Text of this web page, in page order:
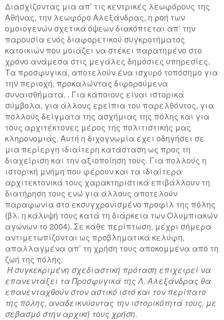
Διασχίζοντας μια απ’ τις κεντρικές λεωφόρους της
Αθήνας, την λεωφόρο Αλεξάνδρας, η ροή των
ομοιογενών σχετικά όψεων διακόπτεται απ’ την
παρουσία ενός διαφορετικού συγκροτήματος
κατοικιών που μοιάζει να στέκει παρατημένο στο
χρόνο ανάμεσα στις μεγάλες δημόσιες υπηρεσίες.
Tα προσφυγικά, αποτελούν ένα ισχυρό τοπόσημο για
την περιοχή, προκαλώντας διφορούμενα
συναισθήματα. . Για κάποιους είναι ιστορικά
σύμβολα, για άλλους ερείπια του παρελθόντος, για
πολλούς δείγματα της ασχήμιας της πόλης και για
τους αρχιτέκτονες μέρος της πολιτιστικής μας
κληρονομιάς. Αυτή η διχογνωμία έχει οδηγήσει σε
μια περίεργη ιδιαίτερη κατάσταση ως προς τη
διαχείριση και την αξιοποίηση τους. Για πολλούς η
ιστορική μνήμη που φέρουν και τα ιδιαίτερα
αρχιτεκτονικά τους χαρακτηριστικά επιβάλλουν τη
διατήρηση τους ενώ για άλλους αποτελούν
παραφωνία στο εκσυγχρονισμένο προφίλ της πόλης
(βλ. η κάλυψή τους κατά τη διάρκεια των Ολυμπιακών
αγώνων το 2004). Σε κάθε περίπτωση, μέχρι σήμερα
αντιμετωπίζονται ως προβληματικά κελύφη,
απαλλαγμένα απ’ τη χρήση τους αποκομμένα από τη
ζωή της πόλης.
Η συγκεκριμένη σχεδιαστική πρόταση επιχειρεί να
επανεντάξει τα Προσφυγικά της Λ. Αλεξάνδρας θα
επανενταχθούν στον αστικό ιστό και τον περίπατο
της πόλης, αναδεικνύοντας την ιστορικότητά τους, με
σεβασμό στην αρχική τους χρήση.